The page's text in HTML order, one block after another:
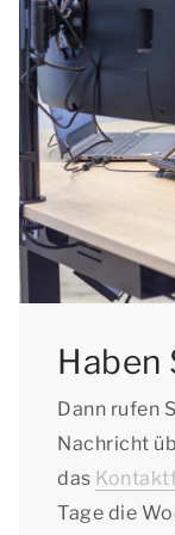
Haben
Dann rufen
Nachricht
das
Tage die